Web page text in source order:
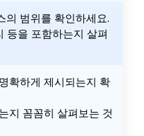
의 범위를 확인하세요.
등을 포함하는지 살펴
확하게 제시되는지 확
지 꼼꼼히 살펴보는 것